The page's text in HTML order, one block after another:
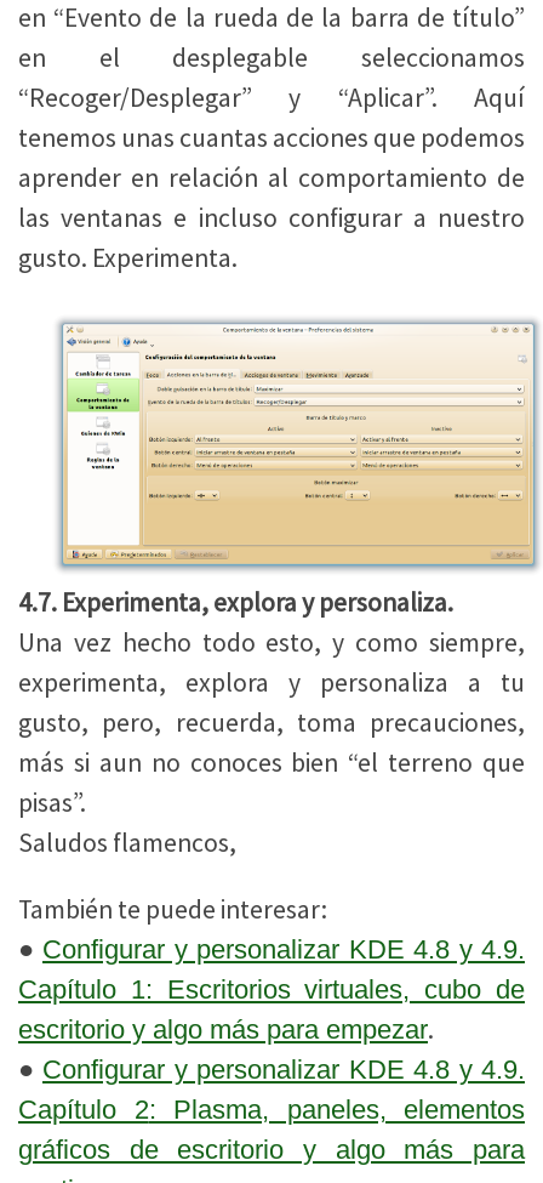
en “Evento de la rueda de la barra de título”
en el desplegable seleccionamos
“Recoger/Desplegar” y “Aplicar”. Aquí
tenemos unas cuantas acciones que podemos
aprender en relación al comportamiento de
las ventanas e incluso configurar a nuestro
gusto. Experimenta.
4.7. Experimenta, explora y personaliza.
Una vez hecho todo esto, y como siempre,
experimenta, explora y personaliza a tu
gusto, pero, recuerda, toma precauciones,
más si aun no conoces bien “el terreno que
pisas”.
Saludos flamencos,
También te puede interesar:
● Configurar y personalizar KDE 4.8 y 4.9.
Capítulo 1: Escritorios virtuales, cubo de
escritorio y algo más para empezar.
● Configurar y personalizar KDE 4.8 y 4.9.
Capítulo 2: Plasma, paneles, elementos
gráficos de escritorio y algo más para